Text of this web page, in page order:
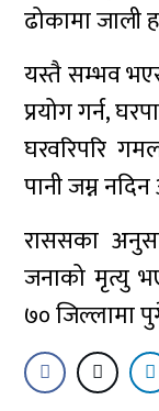
ढोकामा जाली
यस्तै सम्भव
प्रयोग गर्न,
घरवरिपरि
पानी जम्न
राससका
जनाको मृत्यु
७० जिल्लामा